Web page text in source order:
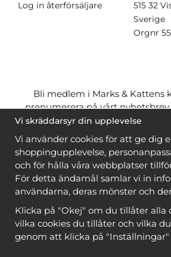
Log in återförsäljare
515 32
Sverige
Orgnr
Bli medlem i Marks & Kattens
prenumerera på vårt
ner många mönstergratisoch få
när du handlar garn till mönstret.
är
gratis när du är
Bli medlem
Vi skräddarsyr din upplevelse
Vi använder cookies för att ge dig
shoppingupplevelse,
och för hålla våra webbplatser
För detta ändamål samlar vi in
användarna, deras mönster och
Klicka på "Okej" om du tillåter alla
vilka cookies du tillåter och vilka
genom att klicka på "Inställningar"